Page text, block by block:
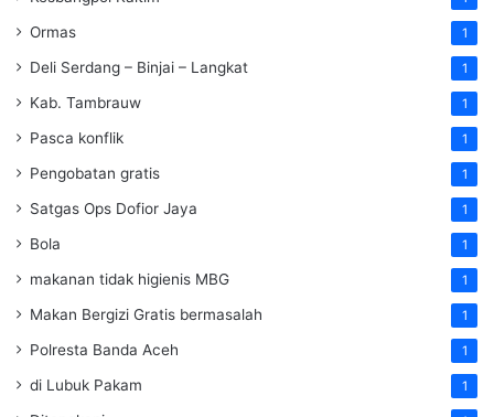
Ormas 1
Deli Serdang – Binjai – Langkat 1
Kab. Tambrauw 1
Pasca konflik 1
Pengobatan gratis 1
Satgas Ops Dofior Jaya 1
Bola 1
makanan tidak higienis MBG 1
Makan Bergizi Gratis bermasalah 1
Polresta Banda Aceh 1
di Lubuk Pakam 1